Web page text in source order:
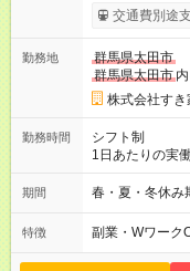
1400円 高校生時給：1070円 【特
00）時給+150円 【試用期間】試用期間あり 試用期間の長さ：1
30日（※条件変
ただきます。
交通費別途
勤務地
群馬県太田市
群馬県太田市
株式会社すき
勤務時間
シフト制
1日あたりの実
2h～OK ＜シフ
後帯 14:00-
ます♪
期間 春・夏・冬休み
特徴 副業・Wワーク